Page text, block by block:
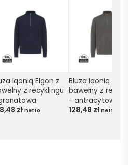
Iqoniq Elgon z
z recyklingu
zł netto
Bluza Iqoniq
bawełny z
- antracytowa
128,48 zł netto